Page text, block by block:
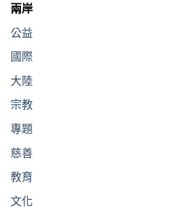
兩岸
公益
國際
大陸
宗教
專題
慈善
教育
文化